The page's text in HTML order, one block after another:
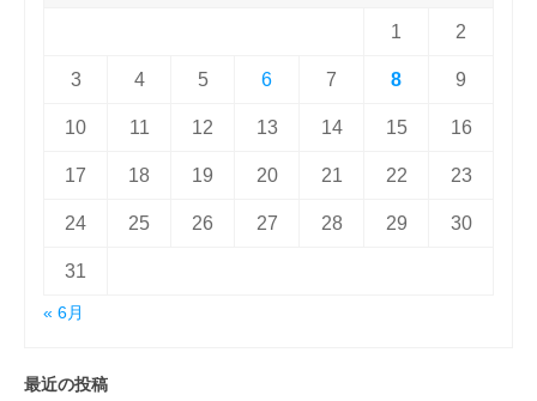
1 2
3 4 5 6 7 8 9
10 11 12 13 14 15 16
17 18 19 20 21 22 23
24 25 26 27 28 29 30
31
« 6月
最近の投稿